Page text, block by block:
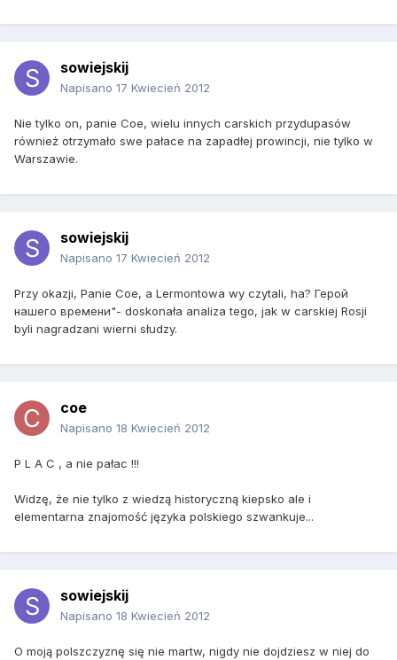
sowiejskij
Napisano 17 Kwiecień 2012
Nie tylko on, panie Coe, wielu innych carskich przydupasów
również otrzymało swe pałace na zapadłej prowincji, nie tylko w
Warszawie.
sowiejskij
Napisano 17 Kwiecień 2012
Przy okazji, Panie Coe, a Lermontowa wy czytali, ha? Герой
нашего времени"- doskonała analiza tego, jak w carskiej Rosji
byli nagradzani wierni słudzy.
coe
Napisano 18 Kwiecień 2012
P L A C , a nie pałac !!!
Widzę, że nie tylko z wiedzą historyczną kiepsko ale i
elementarna znajomość języka polskiego szwankuje...
sowiejskij
Napisano 18 Kwiecień 2012
O moją polszczyznę się nie martw, nigdy nie dojdziesz w niej do